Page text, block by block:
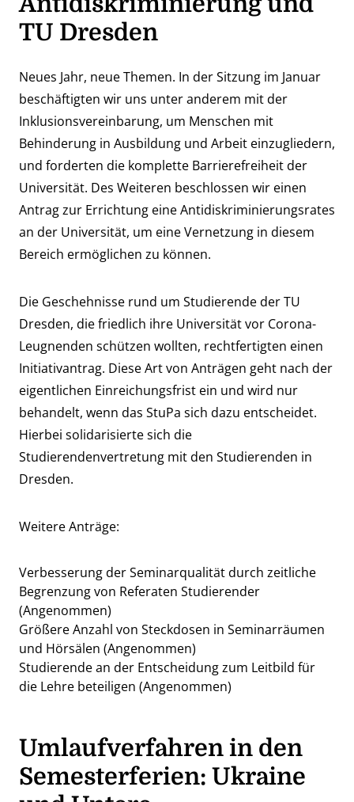
TU Dresden
Neues Jahr, neue Themen. In der Sitzung im Januar
beschäftigten wir uns unter anderem mit der
Inklusionsvereinbarung, um Menschen mit
Behinderung in Ausbildung und Arbeit einzugliedern,
und forderten die komplette Barrierefreiheit der
Universität. Des Weiteren beschlossen wir einen
Antrag zur Errichtung eine Antidiskriminierungsrates
an der Universität, um eine Vernetzung in diesem
Bereich ermöglichen zu können.
Die Geschehnisse rund um Studierende der TU
Dresden, die friedlich ihre Universität vor Corona-
Leugnenden schützen wollten, rechtfertigten einen
Initiativantrag. Diese Art von Anträgen geht nach der
eigentlichen Einreichungsfrist ein und wird nur
behandelt, wenn das StuPa sich dazu entscheidet.
Hierbei solidarisierte sich die
Studierendenvertretung mit den Studierenden in
Dresden.
Weitere Anträge:
Verbesserung der Seminarqualität durch zeitliche
Begrenzung von Referaten Studierender
(Angenommen)
Größere Anzahl von Steckdosen in Seminarräumen
und Hörsälen (Angenommen)
Studierende an der Entscheidung zum Leitbild für
die Lehre beteiligen (Angenommen)
Umlaufverfahren in den
Semesterferien: Ukraine